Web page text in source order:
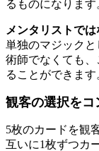
るものになります
メンタリストで
単独のマジック
術師でなくても
ることができます
観客の選択をコ
5枚のカードを観
互いに1枚ずつカ